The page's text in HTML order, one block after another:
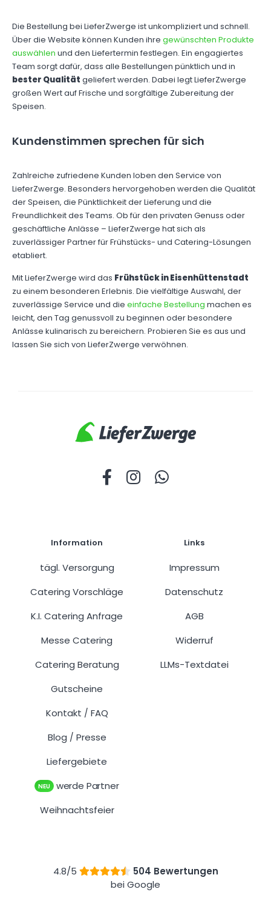
Die Bestellung bei LieferZwerge ist unkompliziert und schnell.
Über die Website können Kunden ihre gewünschten Produkte
auswählen und den Liefertermin festlegen. Ein engagiertes
Team sorgt dafür, dass alle Bestellungen pünktlich und in
bester Qualität geliefert werden. Dabei legt LieferZwerge
großen Wert auf Frische und sorgfältige Zubereitung der
Speisen.
Kundenstimmen sprechen für sich
Zahlreiche zufriedene Kunden loben den Service von
LieferZwerge. Besonders hervorgehoben werden die Qualität
der Speisen, die Pünktlichkeit der Lieferung und die
Freundlichkeit des Teams. Ob für den privaten Genuss oder
geschäftliche Anlässe – LieferZwerge hat sich als
zuverlässiger Partner für Frühstücks- und Catering-Lösungen
etabliert.
Mit LieferZwerge wird das Frühstück in Eisenhüttenstadt
zu einem besonderen Erlebnis. Die vielfältige Auswahl, der
zuverlässige Service und die einfache Bestellung machen es
leicht, den Tag genussvoll zu beginnen oder besondere
Anlässe kulinarisch zu bereichern. Probieren Sie es aus und
lassen Sie sich von LieferZwerge verwöhnen.
Information
tägl. Versorgung
Catering Vorschläge
K.I. Catering Anfrage
Messe Catering
Catering Beratung
Gutscheine
Kontakt / FAQ
Blog / Presse
Liefergebiete
NEU werde Partner
Weihnachtsfeier
Links
Impressum
Datenschutz
AGB
Widerruf
LLMs-Textdatei
4.8/5
504 Bewertungen
bei Google